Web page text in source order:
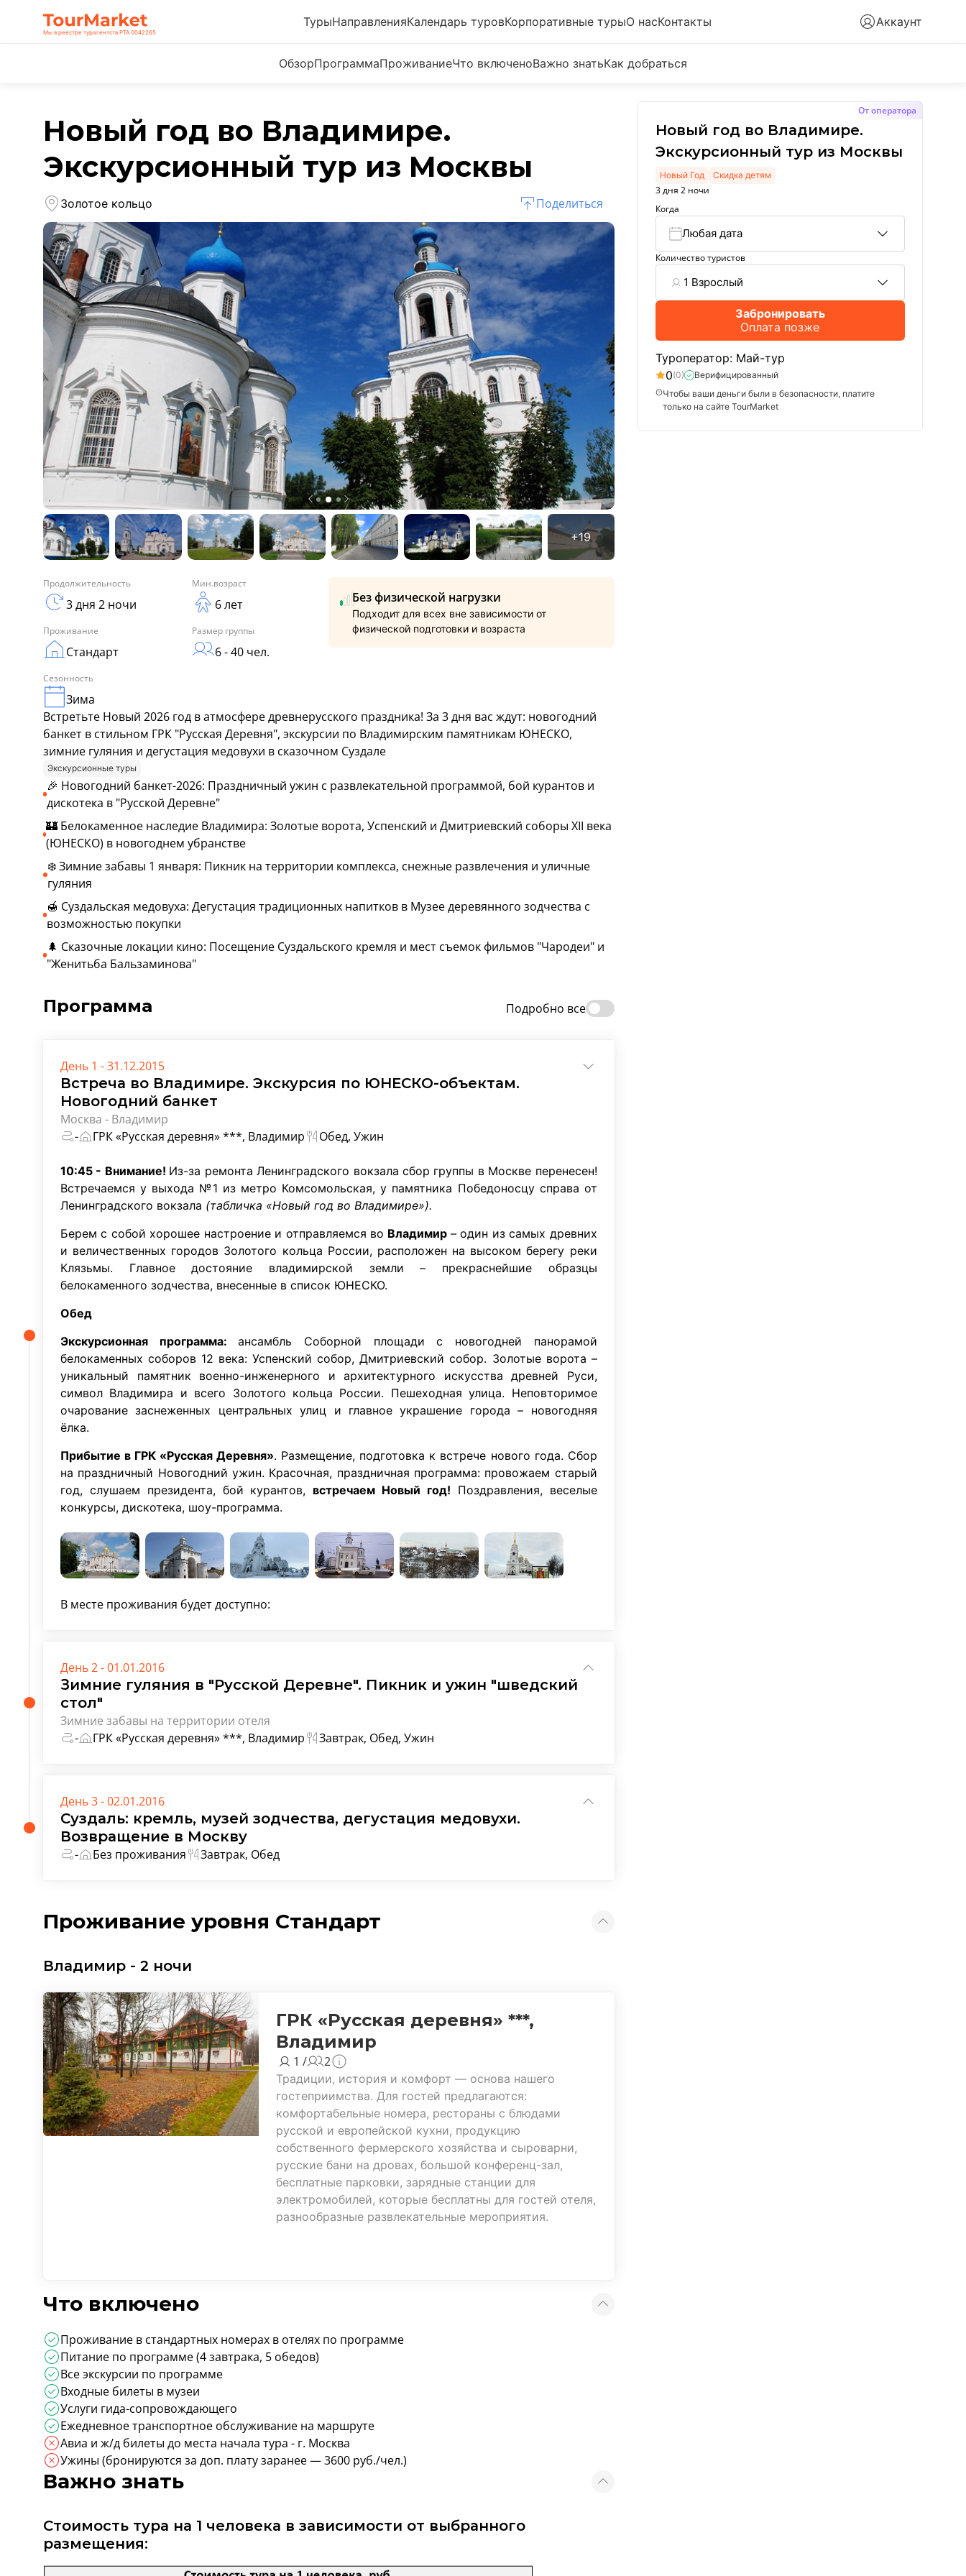
Мы в реестре турагентств РТА 0042265
ТурыНаправленияКалендарь туровКорпоративные турыО насКонтакты Аккаунт
ОбзорПрограммаПроживаниеЧто включеноВажно знатьКак добраться
Новый год во Владимире.
Экскурсионный тур из Москвы
Золотое кольцо Поделиться
Продолжительность
3 дня 2 ночи
Мин.возраст
6 лет
Проживание
Стандарт
Размер группы
6 - 40 чел.
Сезонность
Зима
Без физической нагрузки
Подходит для всех вне зависимости от
физической подготовки и возраста
Встретьте Новый 2026 год в атмосфере древнерусского праздника! За 3 дня вас ждут: новогодний
банкет в стильном ГРК "Русская Деревня", экскурсии по Владимирским памятникам ЮНЕСКО,
зимние гуляния и дегустация медовухи в сказочном Суздале
Экскурсионные туры
🎉 Новогодний банкет-2026: Праздничный ужин с развлекательной программой, бой курантов и
дискотека в "Русской Деревне"
🏰 Белокаменное наследие Владимира: Золотые ворота, Успенский и Дмитриевский соборы XII века
(ЮНЕСКО) в новогоднем убранстве
❄️ Зимние забавы 1 января: Пикник на территории комплекса, снежные развлечения и уличные
гуляния
🍯 Суздальская медовуха: Дегустация традиционных напитков в Музее деревянного зодчества с
возможностью покупки
🌲 Сказочные локации кино: Посещение Суздальского кремля и мест съемок фильмов "Чародеи" и
"Женитьба Бальзаминова"
Программа Подробно все
День 1 - 31.12.2015
Встреча во Владимире. Экскурсия по ЮНЕСКО-объектам.
Новогодний банкет
Москва - Владимир
-
ГРК «Русская деревня» ***, Владимир Обед, Ужин
10:45 - Внимание! Из-за ремонта Ленинградского вокзала сбор группы в Москве перенесен!
Встречаемся у выхода №1 из метро Комсомольская, у памятника Победоносцу справа от
Ленинградского вокзала (табличка «Новый год во Владимире»).
Берем с собой хорошее настроение и отправляемся во Владимир – один из самых древних
и величественных городов Золотого кольца России, расположен на высоком берегу реки
Клязьмы. Главное достояние владимирской земли – прекраснейшие образцы
белокаменного зодчества, внесенные в список ЮНЕСКО.
Обед
Экскурсионная программа:ансамбль Соборной площади с новогодней панорамой
белокаменных соборов 12 века: Успенский собор, Дмитриевский собор. Золотые ворота –
уникальный памятник военно-инженерного и архитектурного искусства древней Руси,
символ Владимира и всего Золотого кольца России. Пешеходная улица. Неповторимое
очарование заснеженных центральных улиц и главное украшение города – новогодняя
ёлка.
Прибытие в ГРК «Русская Деревня». Размещение, подготовка к встрече нового года. Сбор
на праздничный Новогодний ужин. Красочная, праздничная программа: провожаем старый
год, слушаем президента, бой курантов, встречаем Новый год! Поздравления, веселые
конкурсы, дискотека, шоу-программа.
В месте проживания будет доступно:
День 2 - 01.01.2016
Зимние гуляния в "Русской Деревне". Пикник и ужин "шведский
стол"
Зимние забавы на территории отеля
-
ГРК «Русская деревня» ***, Владимир Завтрак, Обед, Ужин
День 3 - 02.01.2016
Суздаль: кремль, музей зодчества, дегустация медовухи.
Возвращение в Москву
- Без проживания Завтрак, Обед
Проживание уровня Стандарт
Владимир - 2 ночи
ГРК «Русская деревня» ***,
Владимир
1 / 2
Традиции, история и комфорт — основа нашего
гостеприимства. Для гостей предлагаются:
комфортабельные номера, рестораны с блюдами
русской и европейской кухни, продукцию
собственного фермерского хозяйства и сыроварни,
русские бани на дровах, большой конференц-зал,
бесплатные парковки, зарядные станции для
электромобилей, которые бесплатны для гостей отеля,
разнообразные развлекательные мероприятия.
Что включено
Проживание в стандартных номерах в отелях по программе
Питание по программе (4 завтрака, 5 обедов)
Все экскурсии по программе
Входные билеты в музеи
Услуги гида-сопровождающего
Ежедневное транспортное обслуживание на маршруте
Авиа и ж/д билеты до места начала тура - г. Москва
Ужины (бронируются за доп. плату заранее — 3600 руб./чел.)
Важно знать
Стоимость тура на 1 человека в зависимости от выбранного
размещения:
От оператора
Новый год во Владимире.
Экскурсионный тур из Москвы
Новый Год Скидка детям
3 дня 2 ночи
Когда
Любая дата
Количество туристов
1 Взрослый
Забронировать
Оплата позже
Туроператор: Май-тур
0(0)
Верифицированный
Чтобы ваши деньги были в безопасности, платите
только на сайте TourMarket